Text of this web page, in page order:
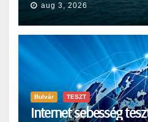
aug 3, 2026
Bulvár TESZT
Internet sebesség